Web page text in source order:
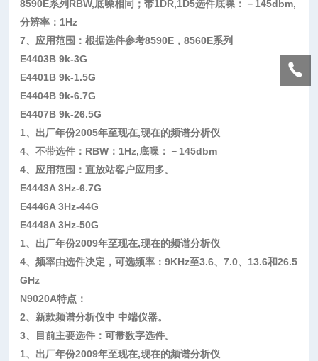
8590E系列 RBW,底噪相同；带1DR,1D5选件底噪：－ 145dbm,
分辨率： 1Hz
7、应用范围：根据选件参考8590E ，8560E系列
E4403B 9k-3G
E4401B 9k-1.5G
E4404B 9k-6.7G
E4407B 9k-26.5G
1、出厂年份2005年至现在,现在的频谱分析仪
4、不带选件： RBW ： 1Hz,底噪：－ 145dbm
4、应用范围：直放站客户应用多。
E4443A 3Hz-6.7G
E4446A 3Hz-44G
E4448A 3Hz-50G
1、出厂年份2009年至现在,现在的频谱分析仪
4、频率由选件决定，可选频率：9KHz至3.6、7.0、 13.6和26.5
GHz
N9020A特点：
2、新款频谱分析仪中 中端仪器。
3、目前主要选件：可带数字选件。
1、出厂年份2009年至现在,现在的频谱分析仪